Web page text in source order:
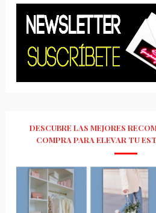
DESCUBRE LAS MEJORES
COMPRA PARA ELEVAR TU